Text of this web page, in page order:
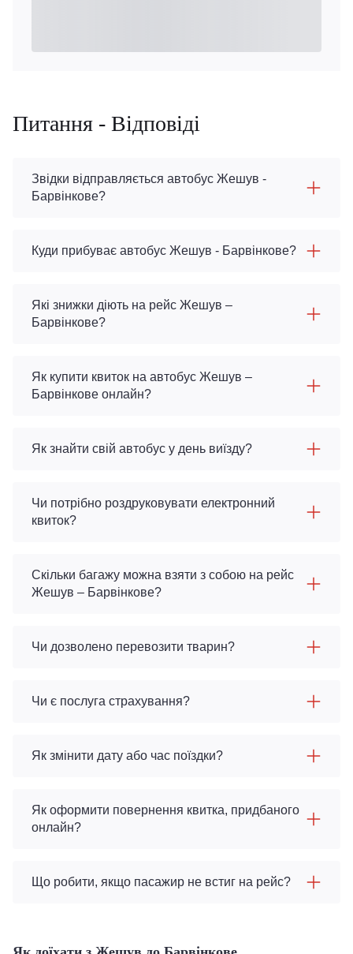
Питання - Відповіді
Звідки відправляється автобус Жешув -
Барвінкове?
Куди прибуває автобус Жешув - Барвінкове?
Які знижки діють на рейс Жешув –
Барвінкове?
Як купити квиток на автобус Жешув –
Барвінкове онлайн?
Як знайти свій автобус у день виїзду?
Чи потрібно роздруковувати електронний
квиток?
Скільки багажу можна взяти з собою на рейс
Жешув – Барвінкове?
Чи дозволено перевозити тварин?
Чи є послуга страхування?
Як змінити дату або час поїздки?
Як оформити повернення квитка, придбаного
онлайн?
Що робити, якщо пасажир не встиг на рейс?